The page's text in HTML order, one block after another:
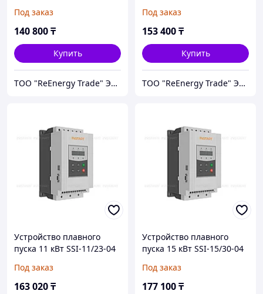
Под заказ
140 800₸
Купить
ТОО "ReEnergy Trade" Энергоэффективные технологии и оборудование
Под заказ
153 400₸
Купить
ТОО "ReEnergy Trade" Энергоэффективные технологии и оборудование
Устройство плавного
пуска 11 кВт SSI-11/23-04
Под заказ
163 020₸
Устройство плавного
пуска 15 кВт SSI-15/30-04
Под заказ
177 100₸